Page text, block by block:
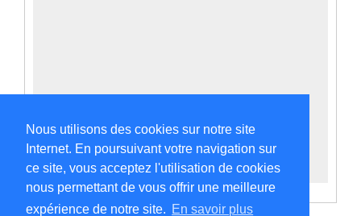
Nous utilisons des cookies sur notre site
Internet. En poursuivant votre navigation sur
ce site, vous acceptez l'utilisation de cookies
nous permettant de vous offrir une meilleure
expérience de notre site. En savoir plus